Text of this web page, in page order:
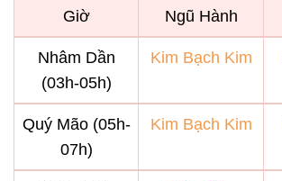
Giờ Ngũ Hành
Nhâm Dần
(03h-05h)
Kim Bạch Kim
Quý Mão (05h-
07h)
Kim Bạch Kim